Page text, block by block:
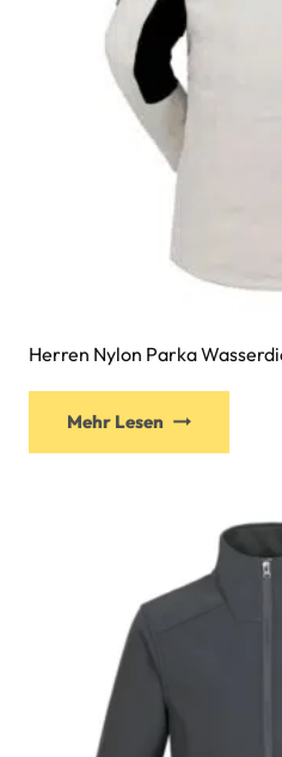
Herren Nylon Parka
Mehr Lesen